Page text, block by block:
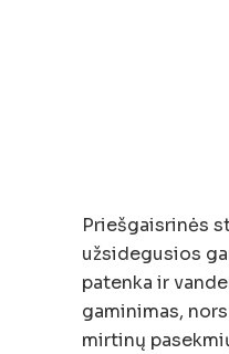
Priešgaisrinės
užsidegusios
patenka ir
gaminimas,
mirtinų